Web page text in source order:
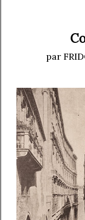
par